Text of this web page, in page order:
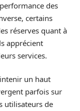
des
certains
réserves quant à
apprécient
services.
un haut
parfois sur
utilisateurs de